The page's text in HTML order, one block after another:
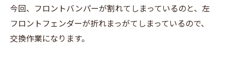
今回、フロントバンパーが割れてしまっているのと、左
フロントフェンダーが折れまっがてしまっているので、
交換作業になります。